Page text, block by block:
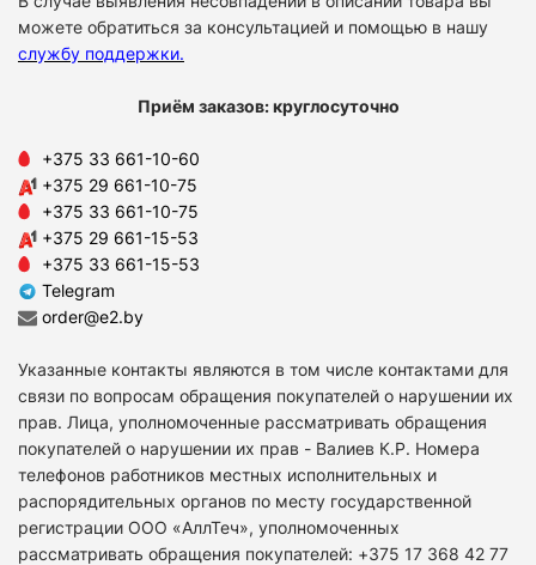
можете обратиться за консультацией и помощью в нашу
службу поддержки.
Приём заказов: круглосуточно
+375 33 661-10-60
+375 29 661-10-75
+375 33 661-10-75
+375 29 661-15-53
+375 33 661-15-53
Telegram
order@e2.by
Указанные контакты являются в том числе контактами для
связи по вопросам обращения покупателей о нарушении их
прав. Лица, уполномоченные рассматривать обращения
покупателей о нарушении их прав - Валиев К.Р. Номера
телефонов работников местных исполнительных и
распорядительных органов по месту государственной
регистрации ООО «АллТеч», уполномоченных
рассматривать обращения покупателей: +375 17 368 42 77